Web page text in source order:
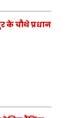
के चौथे प्रधान